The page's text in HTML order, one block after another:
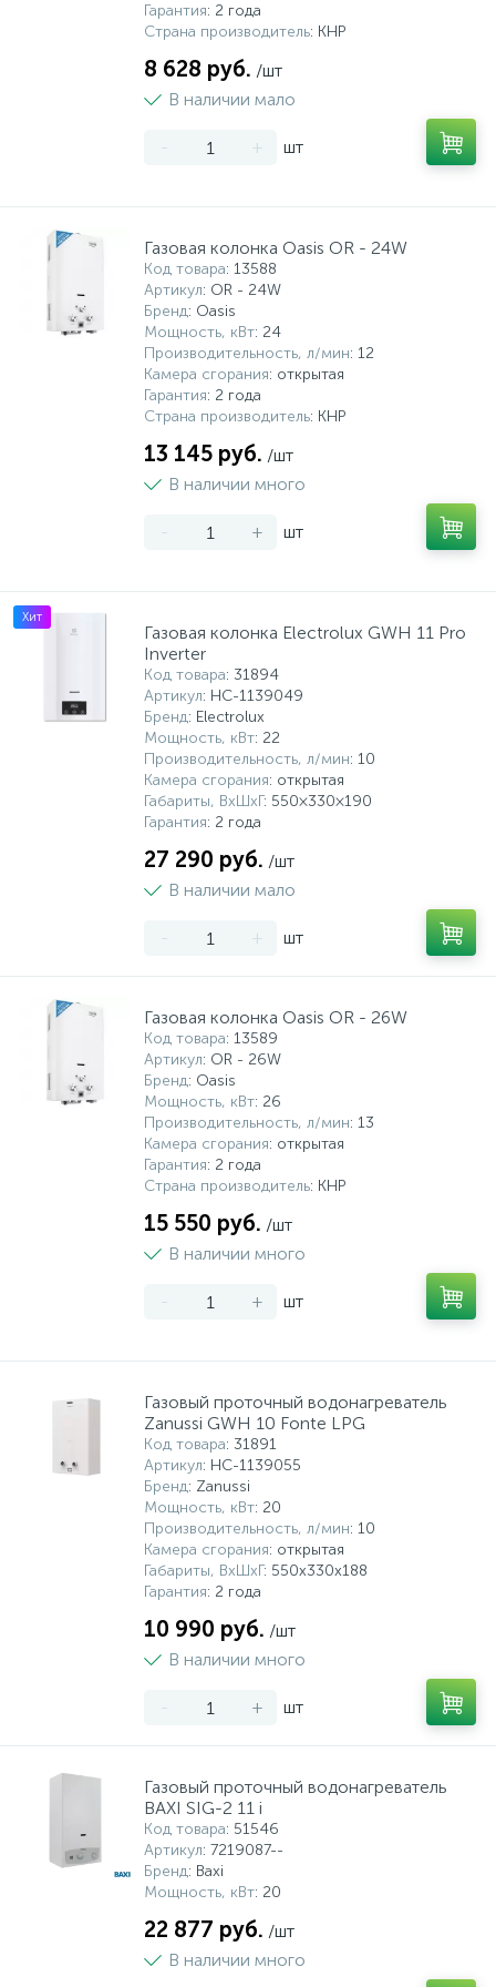
Гарантия: 2 года
Страна производитель: КНР
8 628 руб. /шт
В наличии мало
- + шт
Газовая колонка Oasis OR - 24W
Код товара: 13588
Артикул: OR - 24W
Бренд: Oasis
Мощность, кВт: 24
Производительность, л/мин: 12
Камера сгорания: открытая
Гарантия: 2 года
Страна производитель: КНР
13 145 руб. /шт
В наличии много
- + шт
Хит
Газовая колонка Electrolux GWH 11 Pro
Inverter
Код товара: 31894
Артикул: НС-1139049
Бренд: Electrolux
Мощность, кВт: 22
Производительность, л/мин: 10
Камера сгорания: открытая
Габариты, ВхШхГ: 550×330×190
Гарантия: 2 года
27 290 руб. /шт
В наличии мало
- + шт
Газовая колонка Oasis OR - 26W
Код товара: 13589
Артикул: OR - 26W
Бренд: Oasis
Мощность, кВт: 26
Производительность, л/мин: 13
Камера сгорания: открытая
Гарантия: 2 года
Страна производитель: КНР
15 550 руб. /шт
В наличии много
- + шт
Газовый проточный водонагреватель
Zanussi GWH 10 Fonte LPG
Код товара: 31891
Артикул: НС-1139055
Бренд: Zanussi
Мощность, кВт: 20
Производительность, л/мин: 10
Камера сгорания: открытая
Габариты, ВхШхГ: 550х330х188
Гарантия: 2 года
10 990 руб. /шт
В наличии много
- + шт
Газовый проточный водонагреватель
BAXI SIG-2 11 i
Код товара: 51546
Артикул: 7219087--
Бренд: Baxi
Мощность, кВт: 20
22 877 руб. /шт
В наличии много